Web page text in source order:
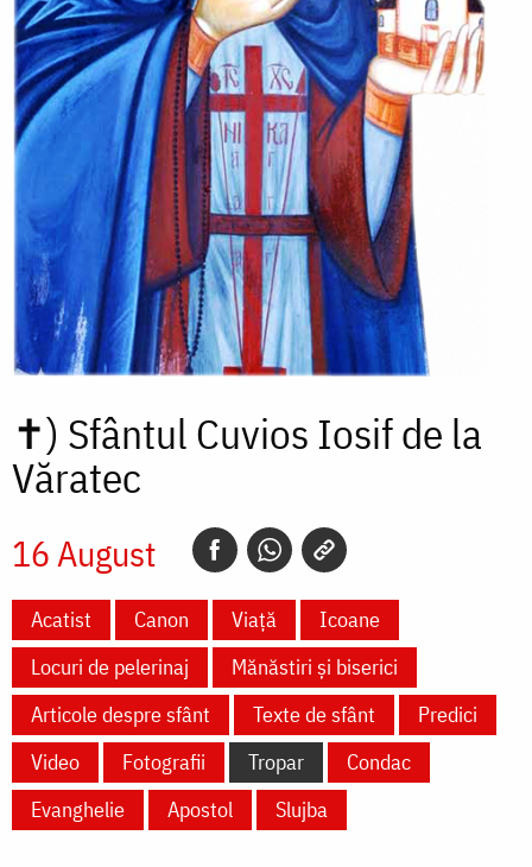
✝) Sfântul Cuvios Iosif de la
Văratec
16 August
Acatist Canon Viață
Icoane
Locuri de pelerinaj
Mănăstiri și biserici
Articole despre sfânt
Texte de sfânt
Predici
Video
Fotografii Tropar
Condac
Evanghelie
Apostol Slujba